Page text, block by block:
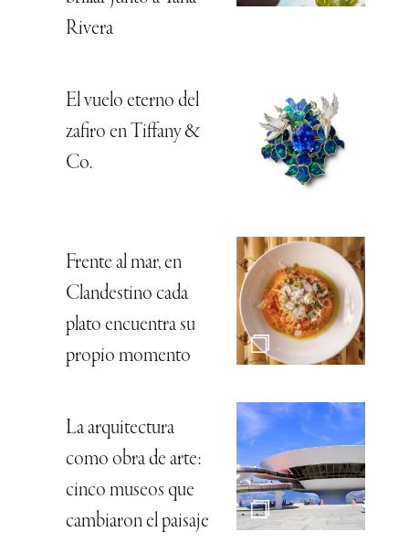
Rivera
El vuelo eterno del
zafiro en Tiffany &
Co.
Frente al mar, en
Clandestino cada
plato encuentra su
propio momento
La arquitectura
como obra de arte:
cinco museos que
cambiaron el paisaje